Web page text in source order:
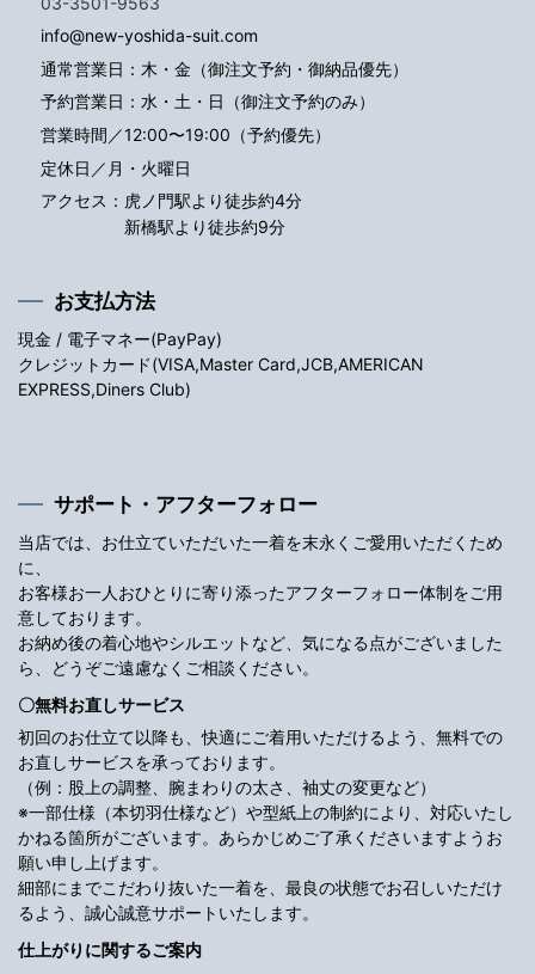
info@new-yoshida-suit.com
通常営業日：木・金（御注文予約・御納品優先）
予約営業日：水・土・日（御注文予約のみ）
営業時間／12:00〜19:00（予約優先）
定休日／月・火曜日
アクセス： 虎ノ門駅より徒歩約4分
新橋駅より徒歩約9分
お支払方法
現金 / 電子マネー(PayPay)
クレジットカード(VISA,Master Card,JCB,AMERICAN
EXPRESS,Diners Club)
サポート・アフターフォロー
当店では、お仕立ていただいた一着を末永くご愛用いただくため
に、
お客様お一人おひとりに寄り添ったアフターフォロー体制をご用
意しております。
お納め後の着心地やシルエットなど、気になる点がございました
ら、どうぞご遠慮なくご相談ください。
〇無料お直しサービス
初回のお仕立て以降も、快適にご着用いただけるよう、無料での
お直しサービスを承っております。
（例：股上の調整、腕まわりの太さ、袖丈の変更など）
※一部仕様（本切羽仕様など）や型紙上の制約により、対応いたし
かねる箇所がございます。あらかじめご了承くださいますようお
願い申し上げます。
細部にまでこだわり抜いた一着を、最良の状態でお召しいただけ
るよう、誠心誠意サポートいたします。
仕上がりに関するご案内